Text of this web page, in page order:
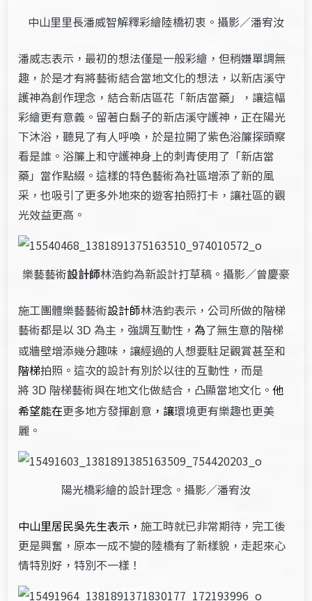
中山里里長潘威智解釋彩繪陸橋初衷。攝影／潘宥汝
潘威志表示，最初的想法僅是一般彩繪，但稍嫌單調無
趣，於是才有將藝術結合當地文化的想法，以新店溪守
護神為創作理念，結合新店區花「新店當藥」，讓這幅
彩繪更有意義。留著白鬍子的新店溪守護神，正在陽光
下沐浴，聽見了有人呼喚，於是拉開了紫色浴簾探頭察
看是誰。浴簾上和守護神身上的刺青使用了「新店當
藥」當作點綴。這樣的特色藝術為社區增添了新的風
采，也吸引了更多外地來的遊客拍照打卡，讓社區的觀
光效益更高。
樂藝藝術設計師林浩鈞為新設計打草稿。攝影／曾慶豪
施工團體樂藝藝術設計師林浩鈞表示，公司所做的階梯
藝術都是以3D 為主，強調互動性，為了無生意的階梯
或牆壁增添幾分趣味，讓經過的人想要駐足觀賞甚至和
階梯拍照。這次的設計有別於以往的互動性，而是
將3D 階梯藝術與在地文化做結合，凸顯當地文化。他
希望能在更多地方發揮創意 ，讓環境更有樂趣也更美
麗。
陽光橋彩繪的設計理念。攝影／潘宥汝
中山里居民吳先生表示，施工時就已非常期待，完工後
更是興奮，原本一成不變的陸橋有了新樣貌，走起來心
情特別好，特別不一樣！